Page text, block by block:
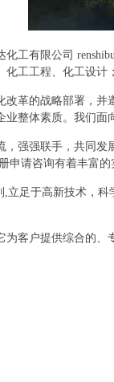
工有限公司
工工程、化工设
革的战略部署，
整体素质。我们
强强联手，共同
请咨询有着丰富
立足于高新技术，
客户提供综合的